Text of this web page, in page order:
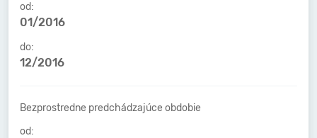
od:
01/2016
do:
12/2016
Bezprostredne predchádzajúce obdobie
od: